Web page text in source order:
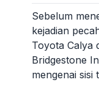
Sebelum
kejadian
Toyota Calya
Bridgestone
mengenai sisi